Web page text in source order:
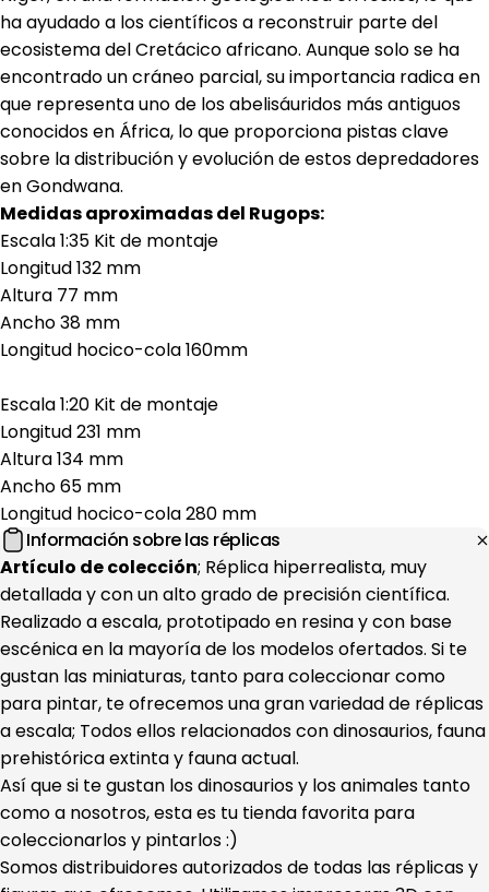
ha ayudado a los científicos a reconstruir parte del
ecosistema del Cretácico africano. Aunque solo se ha
encontrado un cráneo parcial, su importancia radica en
que representa uno de los abelisáuridos más antiguos
conocidos en África, lo que proporciona pistas clave
sobre la distribución y evolución de estos depredadores
en Gondwana.
Medidas aproximadas del Rugops:
Escala 1:35 Kit de montaje
Longitud 132 mm
Altura 77 mm
Ancho 38 mm
Longitud hocico-cola 160mm
Escala 1:20 Kit de montaje
Longitud 231 mm
Altura 134 mm
Ancho 65 mm
Longitud hocico-cola 280 mm
Información sobre las réplicas
Artículo de colección; Réplica hiperrealista, muy
detallada y con un alto grado de precisión científica.
Realizado a escala, prototipado en resina y con base
escénica en la mayoría de los modelos ofertados. Si te
gustan las miniaturas, tanto para coleccionar como
para pintar, te ofrecemos una gran variedad de réplicas
a escala; Todos ellos relacionados con dinosaurios, fauna
prehistórica extinta y fauna actual.
Así que si te gustan los dinosaurios y los animales tanto
como a nosotros, esta es tu tienda favorita para
coleccionarlos y pintarlos :)
Somos distribuidores autorizados de todas las réplicas y